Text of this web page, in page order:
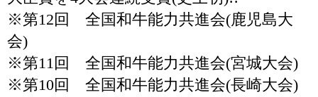
※第12回 全国和牛能力共進会(鹿児島大
会)
※第11回 全国和牛能力共進会(宮城大会)
※第10回 全国和牛能力共進会(長崎大会)